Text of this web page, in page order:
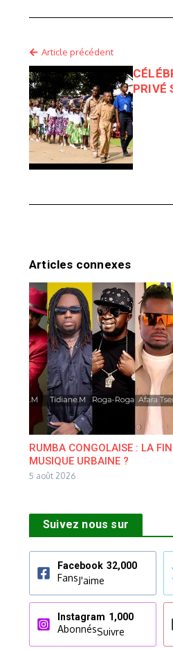
Article précédent
PRIVÉ
Articles connexes
RUMBA CONGOLAISE : LA
MUSIQUE URBAINE ?
5 août 2026
Suivez nous sur
Facebook 32,000
FansJ'aime
Instagram 1,000
AbonnésSuivre